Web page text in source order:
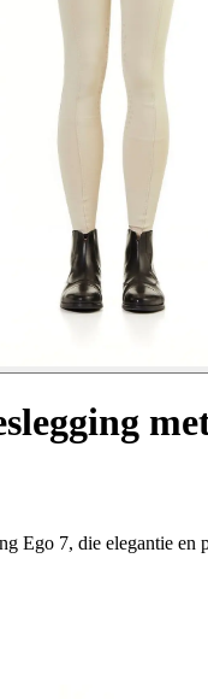
Ego 7, die elegantie en